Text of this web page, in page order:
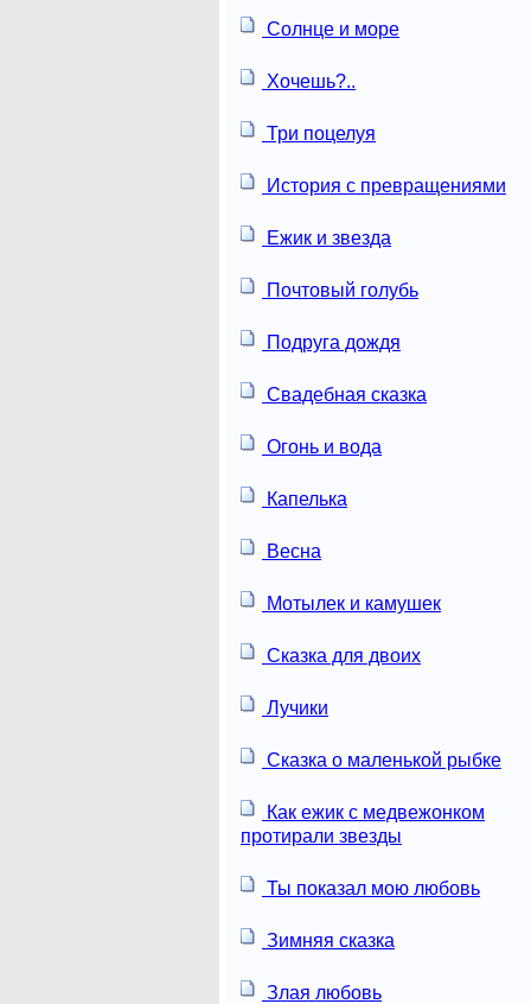
Солнце и море
Хочешь?..
Три поцелуя
История с превращениями
Ежик и звезда
Почтовый голубь
Подруга дождя
Свадебная сказка
Огонь и вода
Капелька
Весна
Мотылек и камушек
Сказка для двоих
Лучики
Сказка о маленькой рыбке
Как ежик с медвежонком
протирали звезды
Ты показал мою любовь
Зимняя сказка
Злая любовь